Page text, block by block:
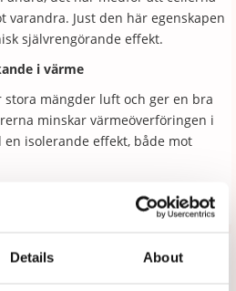
Details About
varandra. Just den här egenskapen
självrengörande effekt.
i värme
mängder luft och ger en bra
minskar värmeöverföringen i
isolerande effekt, både mot
mer